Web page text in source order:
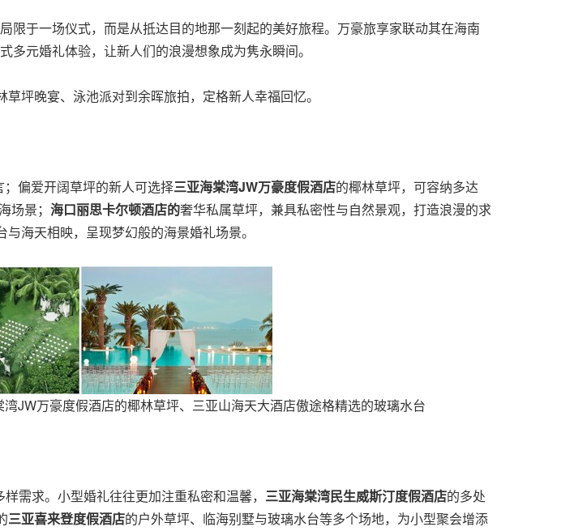
限于一场仪式，而是从抵达目的地那一刻起的美好旅程。万豪旅享家联动其在海南
元婚礼体验，让新人们的浪漫想象成为隽永瞬间。
坪晚宴、泳池派对到余晖旅拍，定格新人幸福回忆。
偏爱开阔草坪的新人可选择三亚海棠湾JW万豪度假酒店的椰林草坪，可容纳多达
场景； 海口丽思卡尔顿酒店的奢华私属草坪，兼具私密性与自然景观，打造浪漫的求
与海天相映，呈现梦幻般的海景婚礼场景。
JW万豪度假酒店的椰林草坪、三亚山海天大酒店傲途格精选的玻璃水台
需求。小型婚礼往往更加注重私密和温馨， 三亚海棠湾民生威斯汀度假酒店的多处
三亚喜来登度假酒店的户外草坪、临海别墅与玻璃水台等多个场地，为小型聚会增添